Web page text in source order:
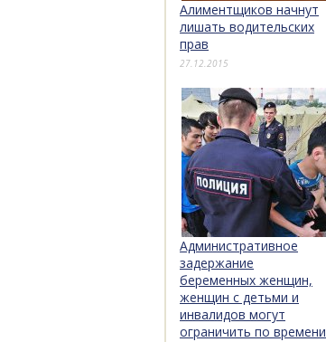
Алиментщиков начнут
лишать водительских
прав
27.12.2015
Административное
задержание
беременных женщин,
женщин с детьми и
инвалидов могут
ограничить по времени